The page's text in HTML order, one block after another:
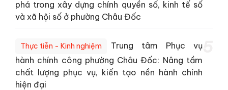
phá trong xây dựng chính quyền số, kinh tế số
và xã hội số ở phường Châu Đốc
Thực tiễn - Kinh nghiệm
Trung tâm Phục vụ
hành chính công phường Châu Đốc: Nâng tầm
chất lượng phục vụ, kiến tạo nền hành chính
hiện đại